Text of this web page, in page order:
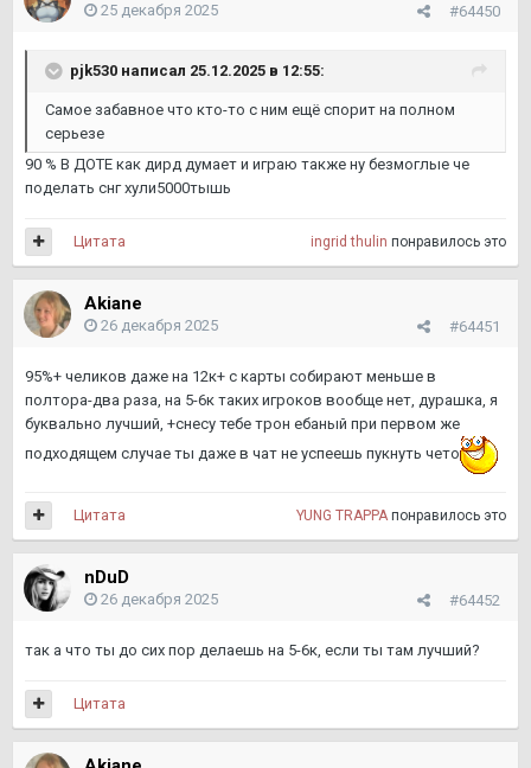
#64450
25 декабря 2025
pjk530 написал 25.12.2025 в 12:55:
Самое забавное что кто-то с ним ещё спорит на полном
серьезе
90 % В ДОТЕ как дирд думает и играю также ну безмоглые че
поделать снг хули5000тышь
ingrid thulin понравилось это
Цитата
Akiane
#64451
26 декабря 2025
95%+ челиков даже на 12к+ с карты собирают меньше в
полтора-два раза, на 5-6к таких игроков вообще нет, дурашка, я
буквально лучший, +снесу тебе трон ебаный при первом же
подходящем случае ты даже в чат не успеешь пукнуть чето
YUNG TRAPPA понравилось это
Цитата
nDuD
#64452
26 декабря 2025
так а что ты до сих пор делаешь на 5-6к, если ты там лучший?
Цитата